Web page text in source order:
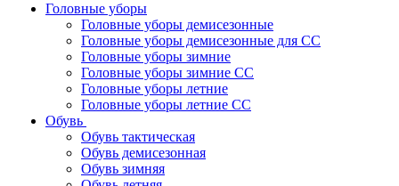
Головные уборы
Головные уборы демисезонные
Головные уборы демисезонные для СС
Головные уборы зимние
Головные уборы зимние СС
Головные уборы летние
Головные уборы летние СС
Обувь
Обувь тактическая
Обувь демисезонная
Обувь зимняя